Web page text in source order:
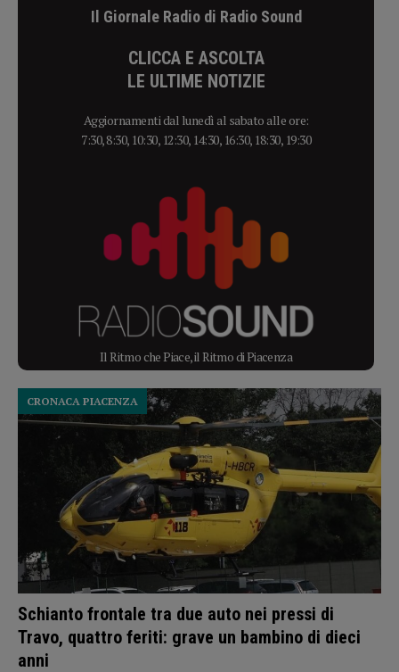
Il Giornale Radio di Radio Sound
CLICCA E ASCOLTA
LE ULTIME NOTIZIE
Aggiornamenti dal lunedì al sabato alle ore:
7:30, 8:30, 10:30, 12:30, 14:30, 16:30, 18:30, 19:30
Il Ritmo che Piace, il Ritmo di Piacenza
Schianto frontale tra due auto nei pressi di
Travo, quattro feriti: grave un bambino di dieci
anni
CRONACA PIACENZA